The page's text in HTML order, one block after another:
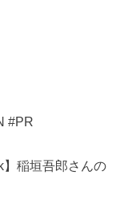
#PR
】稲垣吾郎さんの